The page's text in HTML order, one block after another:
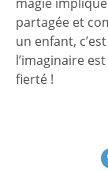
partagée et
un enfant,
l’imaginaire
fierté !